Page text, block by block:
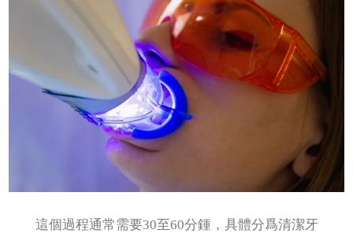
這個過程通常需要30至60分鍾，具體分爲清潔牙